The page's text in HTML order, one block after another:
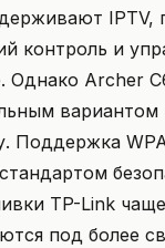
IPTV,
контроль и
Однако Archer
Поддержка
TP-Link чаще
под более